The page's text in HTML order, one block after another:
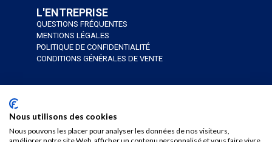
L'ENTREPRISE
QUESTIONS FRÉQUENTES
MENTIONS LÉGALES
POLITIQUE DE CONFIDENTIALITÉ
CONDITIONS GÉNÉRALES DE VENTE
Nous utilisons des cookies
Nous pouvons les placer pour analyser les données de nos visiteurs,